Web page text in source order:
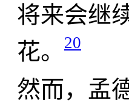
将来会继
花。
20
然而，孟